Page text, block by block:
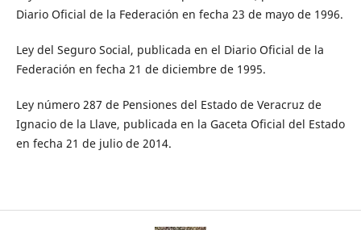
Diario Oficial de la Federación en fecha 23 de mayo de 1996.
Ley del Seguro Social, publicada en el Diario Oficial de la
Federación en fecha 21 de diciembre de 1995.
Ley número 287 de Pensiones del Estado de Veracruz de
Ignacio de la Llave, publicada en la Gaceta Oficial del Estado
en fecha 21 de julio de 2014.